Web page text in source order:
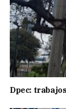
Dpec: